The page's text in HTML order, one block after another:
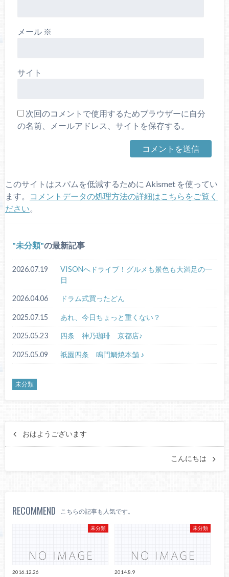
メール ※
サイト
次回のコメントで使用するためブラウザーに自分
の名前、メールアドレス、サイトを保存する。
このサイトはスパムを低減するために Akismet を使ってい
ます。
コメントデータの処理方法の詳細はこちらをご覧く
ださい。
未分類 の最新記事
2026.07.19
VISONへドライブ！グルメも景色も大満足の一
日
2026.04.06 ドラム式買ったどん
2025.07.15 あれ、今日ちょっと重くない？
2025.05.23 四条 神乃珈琲 京都店♪
2025.05.09 祇園四条 鳴門鯛焼本舗 ♪
未分類
おはようございます
こんにちは
RECOMMEND こちらの記事も人気です。
未分類
2016.12.26
未分類
2014.8.9